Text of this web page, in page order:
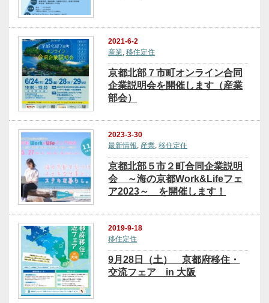
2021-6-2
産業 ,移住定住
京都北部７市町オンライン合同
企業説明会を開催します（産業
部会）
2023-3-30
最新情報, 産業,移住定住
京都北部５市２町合同企業説明
会 ～海の京都Work&Lifeフェ
ア2023～ を開催します！
2019-9-18
移住定住
9月28日（土） 京都府移住・
交流フェア in 大阪